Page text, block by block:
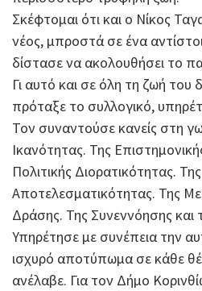
Σκέφτομαι ότι και ο Νίκος
νέος, μπροστά σε ένα
δίστασε να ακολουθήσει το
Γι αυτό και σε όλη τη ζωή του
πρόταξε το συλλογικό,
Τον συναντούσε κανείς στη
Ικανότητας. Της
Πολιτικής Διορατικότητας.
Αποτελεσματικότητας. Της
Δράσης. Της Συνεννόησης
Υπηρέτησε με συνέπεια την
ισχυρό αποτύπωμα σε κάθε
ανέλαβε. Για τον Δήμο